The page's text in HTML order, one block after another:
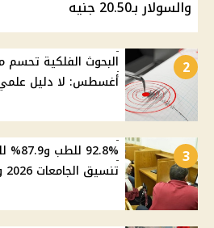
والسولار بـ20.50 جنيه
2
أغسطس: لا دليل
3
تنسيق الجامعات 2026 وأماكن المرحلة الثانية